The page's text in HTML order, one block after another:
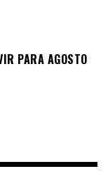
PARA AGOSTO